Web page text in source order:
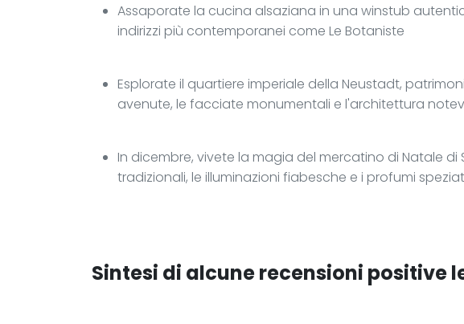
Assaporate la cucina alsaziana in una winstub
indirizzi più contemporanei come Le Botaniste
Esplorate il quartiere imperiale della Neustadt,
avenute, le facciate monumentali e l'architettura
In dicembre, vivete la magia del mercatino di Natale
tradizionali, le illuminazioni fiabesche e i profumi
Sintesi di alcune recensioni positive